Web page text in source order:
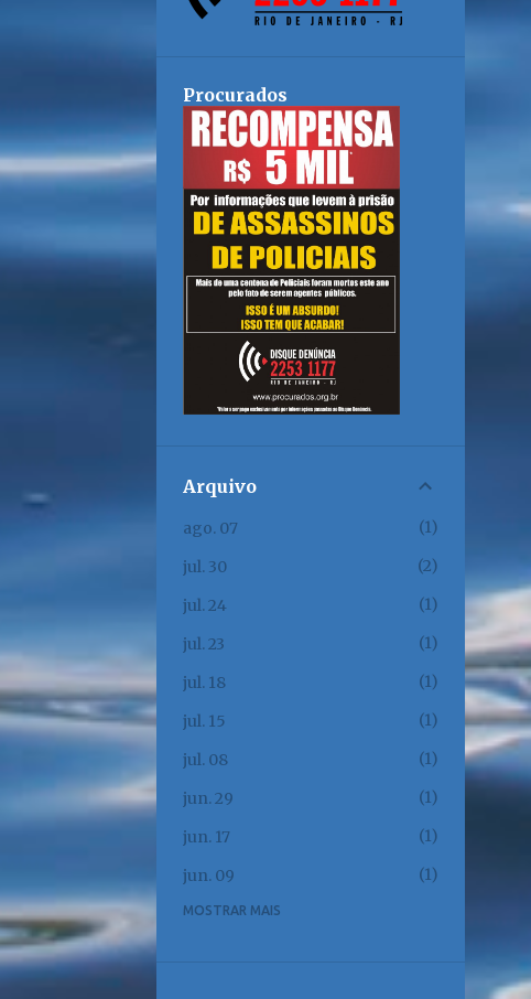
Procurados
Arquivo
ago. 07
1
jul. 30
2
jul. 24
1
jul. 23
1
jul. 18
1
jul. 15
1
jul. 08
1
jun. 29
1
jun. 17
1
jun. 09
1
jun. 02
MOSTRAR MAIS